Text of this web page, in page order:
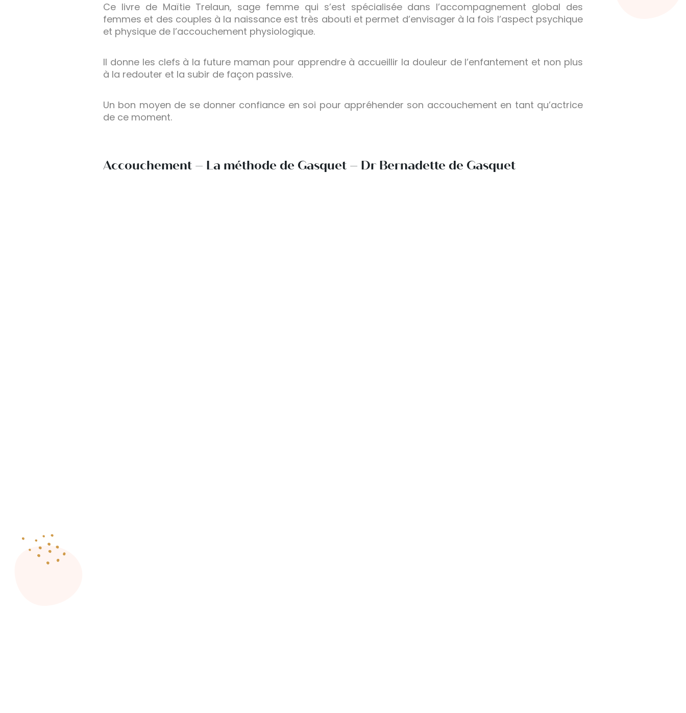
Ce livre de Maïtie Trelaun, sage femme qui s’est spécialisée dans l’accompagnement global des
femmes et des couples à la naissance est très abouti et permet d’envisager à la fois l’aspect psychique
et physique de l’accouchement physiologique.
Il donne les clefs à la future maman pour apprendre à accueillir la douleur de l’enfantement et non plus
à la redouter et la subir de façon passive.
Un bon moyen de se donner confiance en soi pour appréhender son accouchement en tant qu’actrice
de ce moment.
Accouchement – La méthode de Gasquet – Dr Bernadette de Gasquet